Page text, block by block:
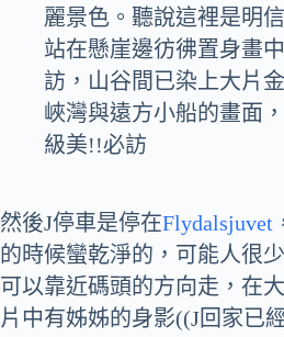
麗景色。聽說這裡是明
站在懸崖邊彷彿置身畫
訪，山谷間已染上大片
峽灣與遠方小船的畫面
級美!!必訪
然後J停車是停在Flydalsjuvet
的時候蠻乾淨的，可能人很
可以靠近碼頭的方向走，在
片中有姊姊的身影((J回家已